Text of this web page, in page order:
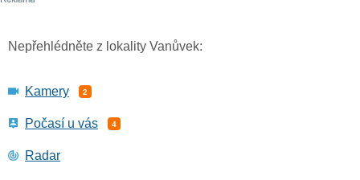
Nepřehlédněte z lokality Vanůvek:
Kamery 2
Počasí u vás 4
Radar